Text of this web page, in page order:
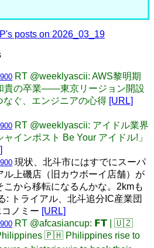
posts on 2026_03_19
RT @weeklyascii: AWS黎明期
貴の卒業――東京リージョン開設
なぐ、エンジニアの心得 [URL]
RT @weeklyascii: アイドル業界
インポスト Be Your アイドル!」
現状、北斗市にはすでにスーパ
ル上磯店（旧カウボーイ店舗）が
こから移転になるんかな。2kmも
: トライアル、北斗追分IC産業団
ノミー [URL]
RT @afcasiancup: 𝗙𝗧 | 🇺🇿
🇵🇭 Philippines rise to